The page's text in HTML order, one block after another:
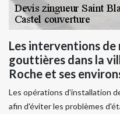
Les interventions de
gouttières dans la
Roche et ses
Les opérations d'installation
afin d'éviter les problèmes